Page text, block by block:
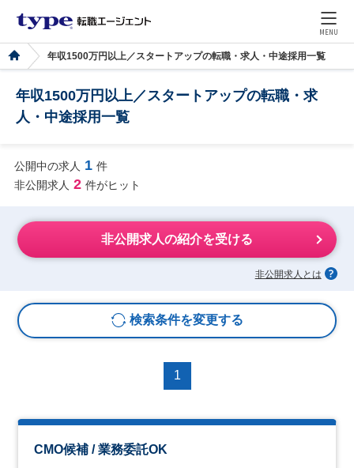
MENU
年収1500万円以上／スタートアップの転職・求人・中途採用一覧
年収1500万円以上／スタートアップの転職・求
人・中途採用一覧
公開中の求人 1 件
非公開求人 2 件がヒット
非公開求人の紹介を受ける
非公開求人とは
検索条件を変更する
1
CMO候補 / 業務委託OK